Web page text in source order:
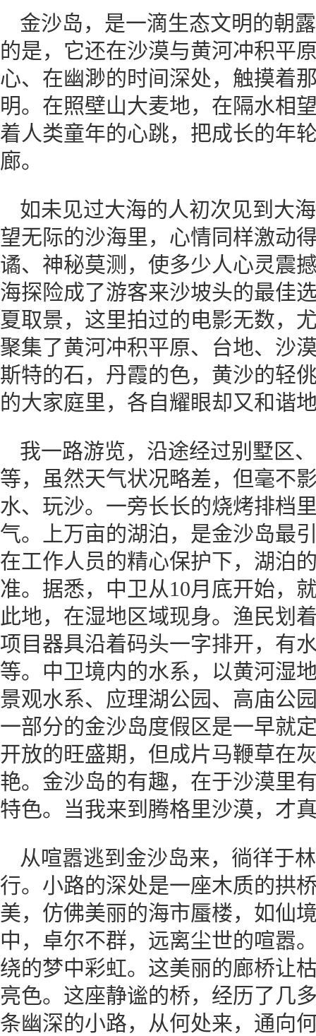
金沙岛，是一滴生态文明的朝
的是，它还在沙漠与黄河冲积平
心、在幽渺的时间深处，触摸着
明。在照壁山大麦地，在隔水相
着人类童年的心跳，把成长的年
廊。
如未见过大海的人初次见到大
望无际的沙海里，心情同样激动
谲、神秘莫测，使多少人心灵震
海探险成了游客来沙坡头的最佳
夏取景，这里拍过的电影无数，
聚集了黄河冲积平原、台地、沙
斯特的石，丹霞的色，黄沙的轻
的大家庭里，各自耀眼却又和谐
我一路游览，沿途经过别墅区
等，虽然天气状况略差，但毫不
水、玩沙。一旁长长的烧烤排档
气。上万亩的湖泊，是金沙岛最
在工作人员的精心保护下，湖泊
准。据悉，中卫从10月底开始，
此地，在湿地区域现身。渔民划
项目器具沿着码头一字排开，有
等。中卫境内的水系，以黄河湿
景观水系、应理湖公园、高庙公
一部分的金沙岛度假区是一早就
开放的旺盛期，但成片马鞭草在
艳。金沙岛的有趣，在于沙漠
特色。当我来到腾格里沙漠，才
从喧嚣逃到金沙岛来，徜徉于
行。小路的深处是一座木质的拱
美，仿佛美丽的海市蜃楼，如仙
中，卓尔不群，远离尘世的喧嚣
绕的梦中彩虹。这美丽的廊桥让
亮色。这座静谧的桥，经历了几
条幽深的小路，从何处来，通向